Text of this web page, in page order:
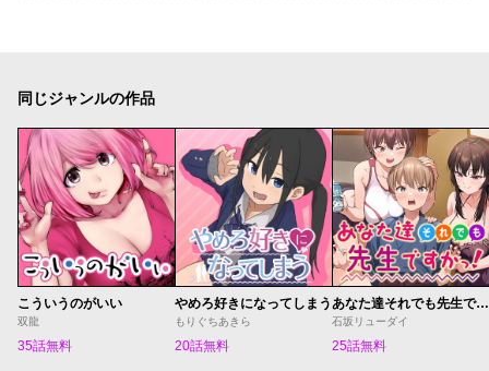
同じジャンルの作品
こういうのがいい
双龍
35話無料
やめろ好きになってしまう
もりぐちあきら
20話無料
あなた達それでも先生ですかっ！
石坂リューダイ
25話無料